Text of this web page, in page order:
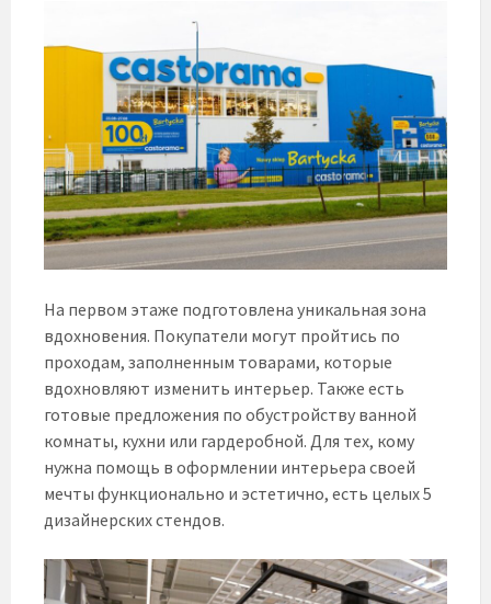
На первом этаже подготовлена ​​уникальная зона
вдохновения. Покупатели могут пройтись по
проходам, заполненным товарами, которые
вдохновляют изменить интерьер. Также есть
готовые предложения по обустройству ванной
комнаты, кухни или гардеробной. Для тех, кому
нужна помощь в оформлении интерьера своей
мечты функционально и эстетично, есть целых 5
дизайнерских стендов.